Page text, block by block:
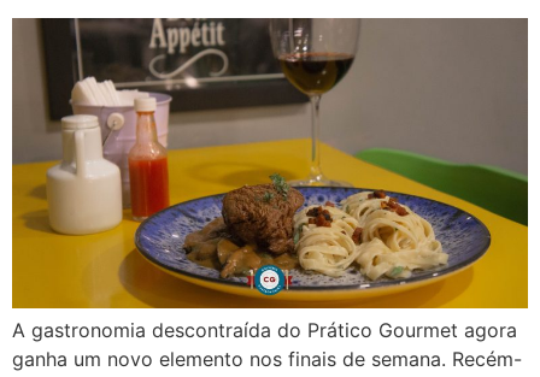
A gastronomia descontraída do Prático Gourmet agora
ganha um novo elemento nos finais de semana. Recém-